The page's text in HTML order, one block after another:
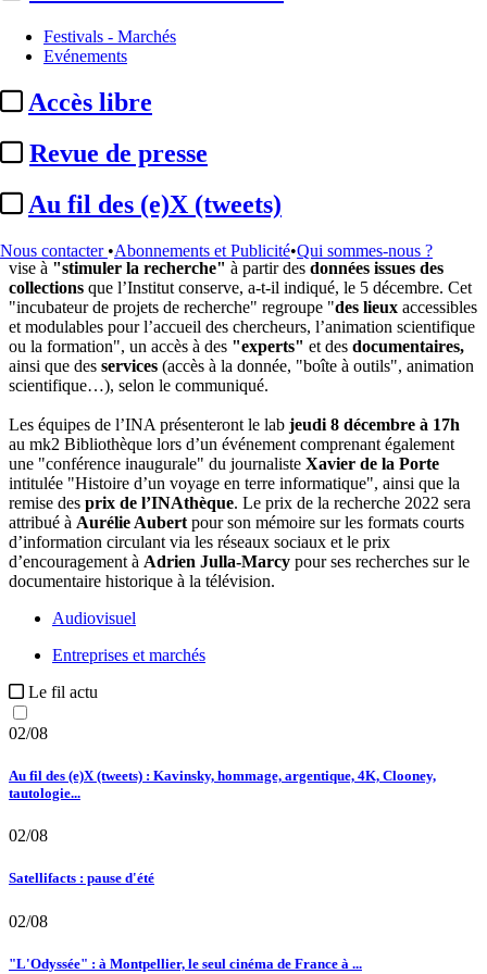
Festivals - Marchés
Evénements
Accès libre
Revue de presse
Au fil des (e)X (tweets)
Nous contacter •Abonnements et Publicité•Qui sommes-nous ?
Crédit : DR
L’INAlance, ce jeudi 8 décembre, un dispositif baptisé"le lab"
vise à "stimuler la recherche" à partir des données issues des
collections que l’Institut conserve, a-t-il indiqué, le 5 décembre. Cet
"incubateur de projets de recherche" regroupe "des lieux accessibles
et modulables pour l’accueil des chercheurs, l’animation scientifique
ou la formation", un accès à des "experts" et des documentaires,
ainsi que des services (accès à la donnée, "boîte à outils", animation
scientifique…), selon le communiqué.
Les équipes de l’INA présenteront le lab jeudi 8 décembre à 17h
au mk2 Bibliothèque lors d’un événement comprenant également
une "conférence inaugurale" du journaliste Xavier de la Porte
intitulée "Histoire d’un voyage en terre informatique", ainsi que la
remise des prix de l’INAthèque. Le prix de la recherche 2022 sera
attribué à Aurélie Aubert pour son mémoire sur les formats courts
d’information circulant via les réseaux sociaux et le prix
d’encouragement à Adrien Julla-Marcy pour ses recherches sur le
documentaire historique à la télévision.
Audiovisuel
Entreprises et marchés
Le fil actu
02/08
Au fil des (e)X (tweets) : Kavinsky, hommage, argentique, 4K, Clooney,
tautologie...
02/08
Satellifacts : pause d'été
02/08
"L'Odyssée" : à Montpellier, le seul cinéma de France à ...